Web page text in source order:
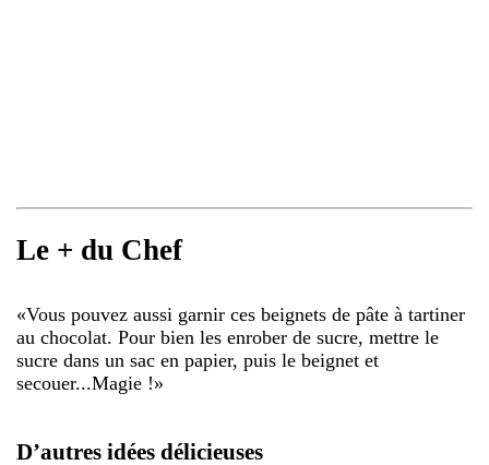
Le + du Chef
«Vous pouvez aussi garnir ces beignets de pâte à tartiner
au chocolat. Pour bien les enrober de sucre, mettre le
sucre dans un sac en papier, puis le beignet et
secouer...Magie !»
D’autres idées délicieuses